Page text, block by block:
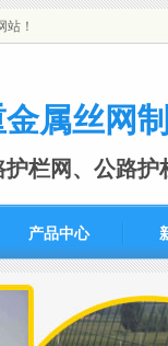
！
属丝网
栏网、公路护
产品中心